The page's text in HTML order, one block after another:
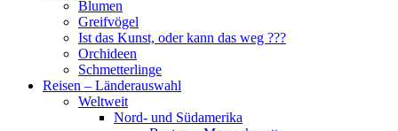
Blumen
Greifvögel
Ist das Kunst, oder kann das weg ???
Orchideen
Schmetterlinge
Reisen – Länderauswahl
Weltweit
Nord- und Südamerika